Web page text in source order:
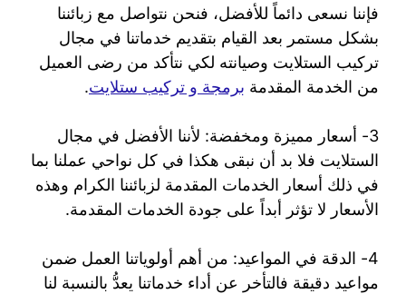
فإننا نسعى دائماً للأفضل، فنحن نتواصل مع زبائننا
بشكل مستمر بعد القيام بتقديم خدماتنا في مجال
تركيب الستلايت وصيانته لكي نتأكد من رضى العميل
من الخدمة المقدمة برمجة و تركيب ستلايت.
3- أسعار مميزة ومخفضة: لأننا الأفضل في مجال
الستلايت فلا بد أن نبقى هكذا في كل نواحي عملنا بما
في ذلك أسعار الخدمات المقدمة لزبائننا الكرام وهذه
الأسعار لا تؤثر أبداً على جودة الخدمات المقدمة.
4- الدقة في المواعيد: من أهم أولوياتنا العمل ضمن
مواعيد دقيقة فالتأخر عن أداء خدماتنا يعدُّ بالنسبة لنا